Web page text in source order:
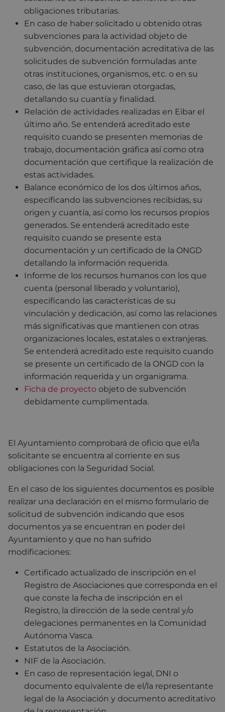
obligaciones tributarias.
En caso de haber solicitado u obtenido otras
subvenciones para la actividad objeto de
subvención, documentación acreditativa de las
solicitudes de subvención formuladas ante
otras instituciones, organismos, etc. o en su
caso, de las que estuvieran otorgadas,
detallando su cuantía y finalidad.
Relación de actividades realizadas en Eibar el
último año. Se entenderá acreditado este
requisito cuando se presenten memorias de
trabajo, documentación gráfica así como otra
documentación que certifique la realización de
estas actividades.
Balance económico de los dos últimos años,
especificando las subvenciones recibidas, su
origen y cuantía, así como los recursos propios
generados. Se entenderá acreditado este
requisito cuando se presente esta
documentación y un certificado de la ONGD
detallando la información requerida.
Informe de los recursos humanos con los que
cuenta (personal liberado y voluntario),
especificando las características de su
vinculación y dedicación, así como las relaciones
más significativas que mantienen con otras
organizaciones locales, estatales o extranjeras.
Se entenderá acreditado este requisito cuando
se presente un certificado de la ONGD con la
información requerida y un organigrama.
Ficha de proyecto objeto de subvención
debidamente cumplimentada.
El Ayuntamiento comprobará de oficio que el/la
solicitante se encuentra al corriente en sus
obligaciones con la Seguridad Social.
En el caso de los siguientes documentos es posible
realizar una declaración en el mismo formulario de
solicitud de subvención indicando que esos
documentos ya se encuentran en poder del
Ayuntamiento y que no han sufrido
modificaciones:
Certificado actualizado de inscripción en el
Registro de Asociaciones que corresponda en el
que conste la fecha de inscripción en el
Registro, la dirección de la sede central y/o
delegaciones permanentes en la Comunidad
Autónoma Vasca.
Estatutos de la Asociación.
NIF de la Asociación.
En caso de representación legal, DNI o
documento equivalente de el/la representante
legal de la Asociación y documento acreditativo